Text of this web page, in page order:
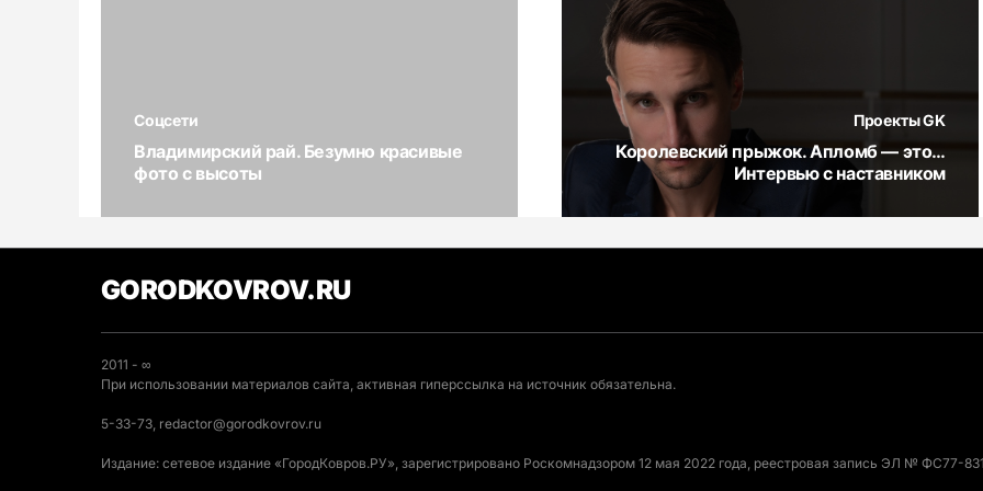
Соцсети
Владимирский рай. Безумно красивые
фото с высоты
Проекты GK
Королевский прыжок. Апломб — это…
Интервью с наставником
GORODKOVROV.RU
2011 - ∞
При использовании материалов сайта, активная гиперссылка на источник обязательна.
5-33-73, redactor@gorodkovrov.ru
Издание: сетевое издание «ГородКовров.РУ», зарегистрировано Роскомнадзором 12 мая 2022 года, реестровая запись ЭЛ № ФС77-